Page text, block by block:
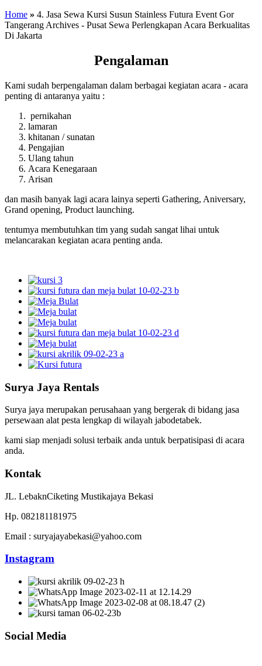
Home » 4. Jasa Sewa Kursi Susun Stainless Futura Event Gor
Tangerang Archives - Pusat Sewa Perlengkapan Acara Berkualitas
Di Jakarta
Pengalaman
Kami sudah berpengalaman dalam berbagai kegiatan acara - acara
penting di antaranya yaitu :
pernikahan
lamaran
khitanan / sunatan
Pengajian
Ulang tahun
Acara Kenegaraan
Arisan
dan masih banyak lagi acara lainya seperti Gathering, Aniversary,
Grand opening, Product launching.
tentumya membutuhkan tim yang sudah sangat lihai untuk
melancarakan kegiatan acara penting anda.
Surya Jaya Rentals
Surya jaya merupakan perusahaan yang bergerak di bidang jasa
persewaan alat pesta lengkap di wilayah jabodetabek.
kami siap menjadi solusi terbaik anda untuk berpatisipasi di acara
anda.
Kontak
JL. LebaknCiketing Mustikajaya Bekasi
Hp. 082181181975
Email : suryajayabekasi@yahoo.com
Instagram
Social Media